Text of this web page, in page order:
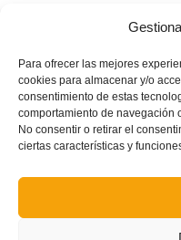
Para ofrecer las mejores
cookies para almacenar y/o
consentimiento de estas
comportamiento de navegación
No consentir o retirar el
ciertas características y